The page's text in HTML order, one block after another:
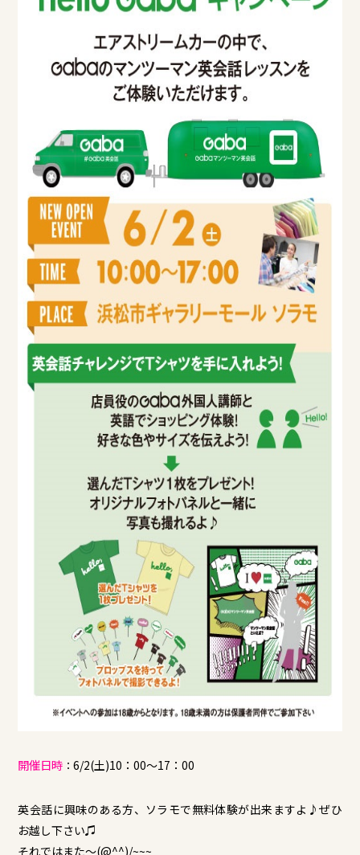
開催日時 ：6/2(土)10：00～17：00
英会話に興味のある方、ソラモで無料体験が出来ますよ♪ぜひ
お越し下さい♫
それではまた～(@^^)/~~~